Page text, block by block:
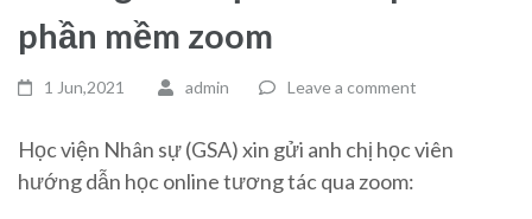
phần mềm zoom
1 Jun,2021 admin Leave a comment
Học viện Nhân sự (GSA) xin gửi anh chị học viên
hướng dẫn học online tương tác qua zoom: